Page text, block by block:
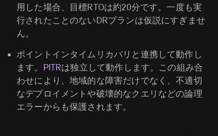
用した場合、目標RTOは約20分です。一度も実
行されたことのないDRプランは仮説にすぎませ
ん。
ポイントインタイムリカバリと連携して動作し
ます。 PITRは独立して動作します。この組み合
わせにより、地域的な障害だけでなく、不適切
なデプロイメントや破壊的なクエリなどの論理
エラーからも保護されます。